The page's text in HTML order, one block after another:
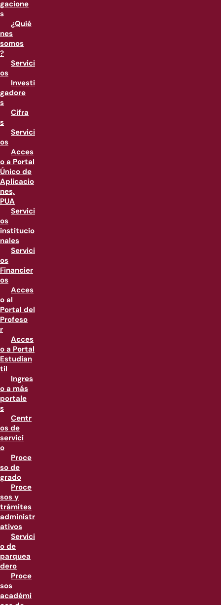
gacione
s
¿Quié
nes
somos
?
Servici
os
Investi
gadore
s
Cifra
s
Servici
os
Acces
o a Portal
Único de
Aplicacio
nes,
PUA
Servici
os
institucio
nales
Servici
os
Financier
os
Acces
o al
Portal del
Profeso
r
Acces
o a Portal
Estudian
til
Ingres
o a más
portale
s
Centr
os de
servici
o
Proce
so de
grado
Proce
sos y
trámites
administr
ativos
Servici
o de
parquea
dero
Proce
sos
académi